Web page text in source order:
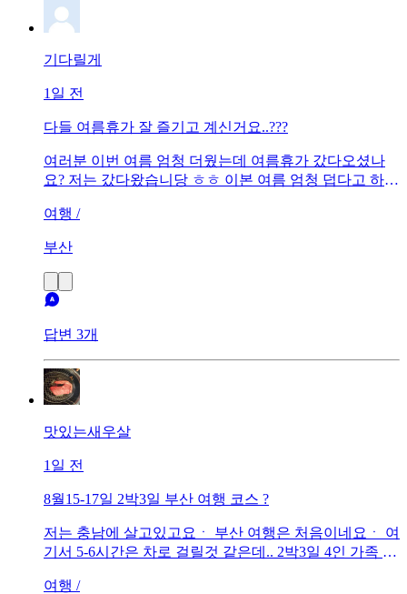
기다릴게
1일 전
다들 여름휴가 잘 즐기고 계신거요..???
여러분 이번 여름 엄청 더웠는데 여름휴가 갔다오셨나
요? 저는 갔다왔습니당 ㅎㅎ 이본 여름 엄청 덥다고 하는
여행 /
부산
답변 3개
맛있는새우살
1일 전
8월15-17일 2박3일 부산 여행 코스 ?
저는 충남에 살고있고요ㆍ 부산 여행은 처음이네요ㆍ 여
기서 5-6시간은 차로 걸릴것 같은데.. 2박3일 4인 가족 자
여행 /